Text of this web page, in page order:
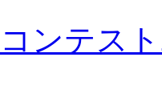
ンテス